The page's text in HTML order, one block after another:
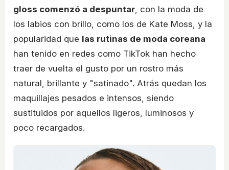
gloss comenzó a despuntar , con la moda de
los labios con brillo, como los de Kate Moss, y la
popularidad que las rutinas de moda coreana
han tenido en redes como TikTok han hecho
traer de vuelta el gusto por un rostro más
natural, brillante y "satinado". Atrás quedan los
maquillajes pesados e intensos, siendo
sustituidos por aquellos ligeros, luminosos y
poco recargados.